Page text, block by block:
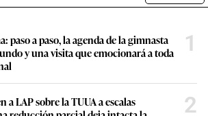
paso a paso, la agenda de la gimnasta
y una visita que emocionará a toda
1
a LAP sobre la TUUA a escalas
2